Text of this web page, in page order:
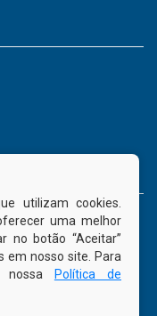
utilizam cookies.
uma melhor
no botão “Aceitar”
em nosso site. Para
nossa
Política de